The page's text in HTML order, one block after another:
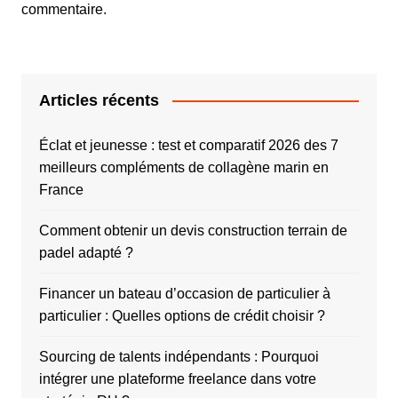
commentaire.
Articles récents
Éclat et jeunesse : test et comparatif 2026 des 7
meilleurs compléments de collagène marin en
France
Comment obtenir un devis construction terrain de
padel adapté ?
Financer un bateau d’occasion de particulier à
particulier : Quelles options de crédit choisir ?
Sourcing de talents indépendants : Pourquoi
intégrer une plateforme freelance dans votre